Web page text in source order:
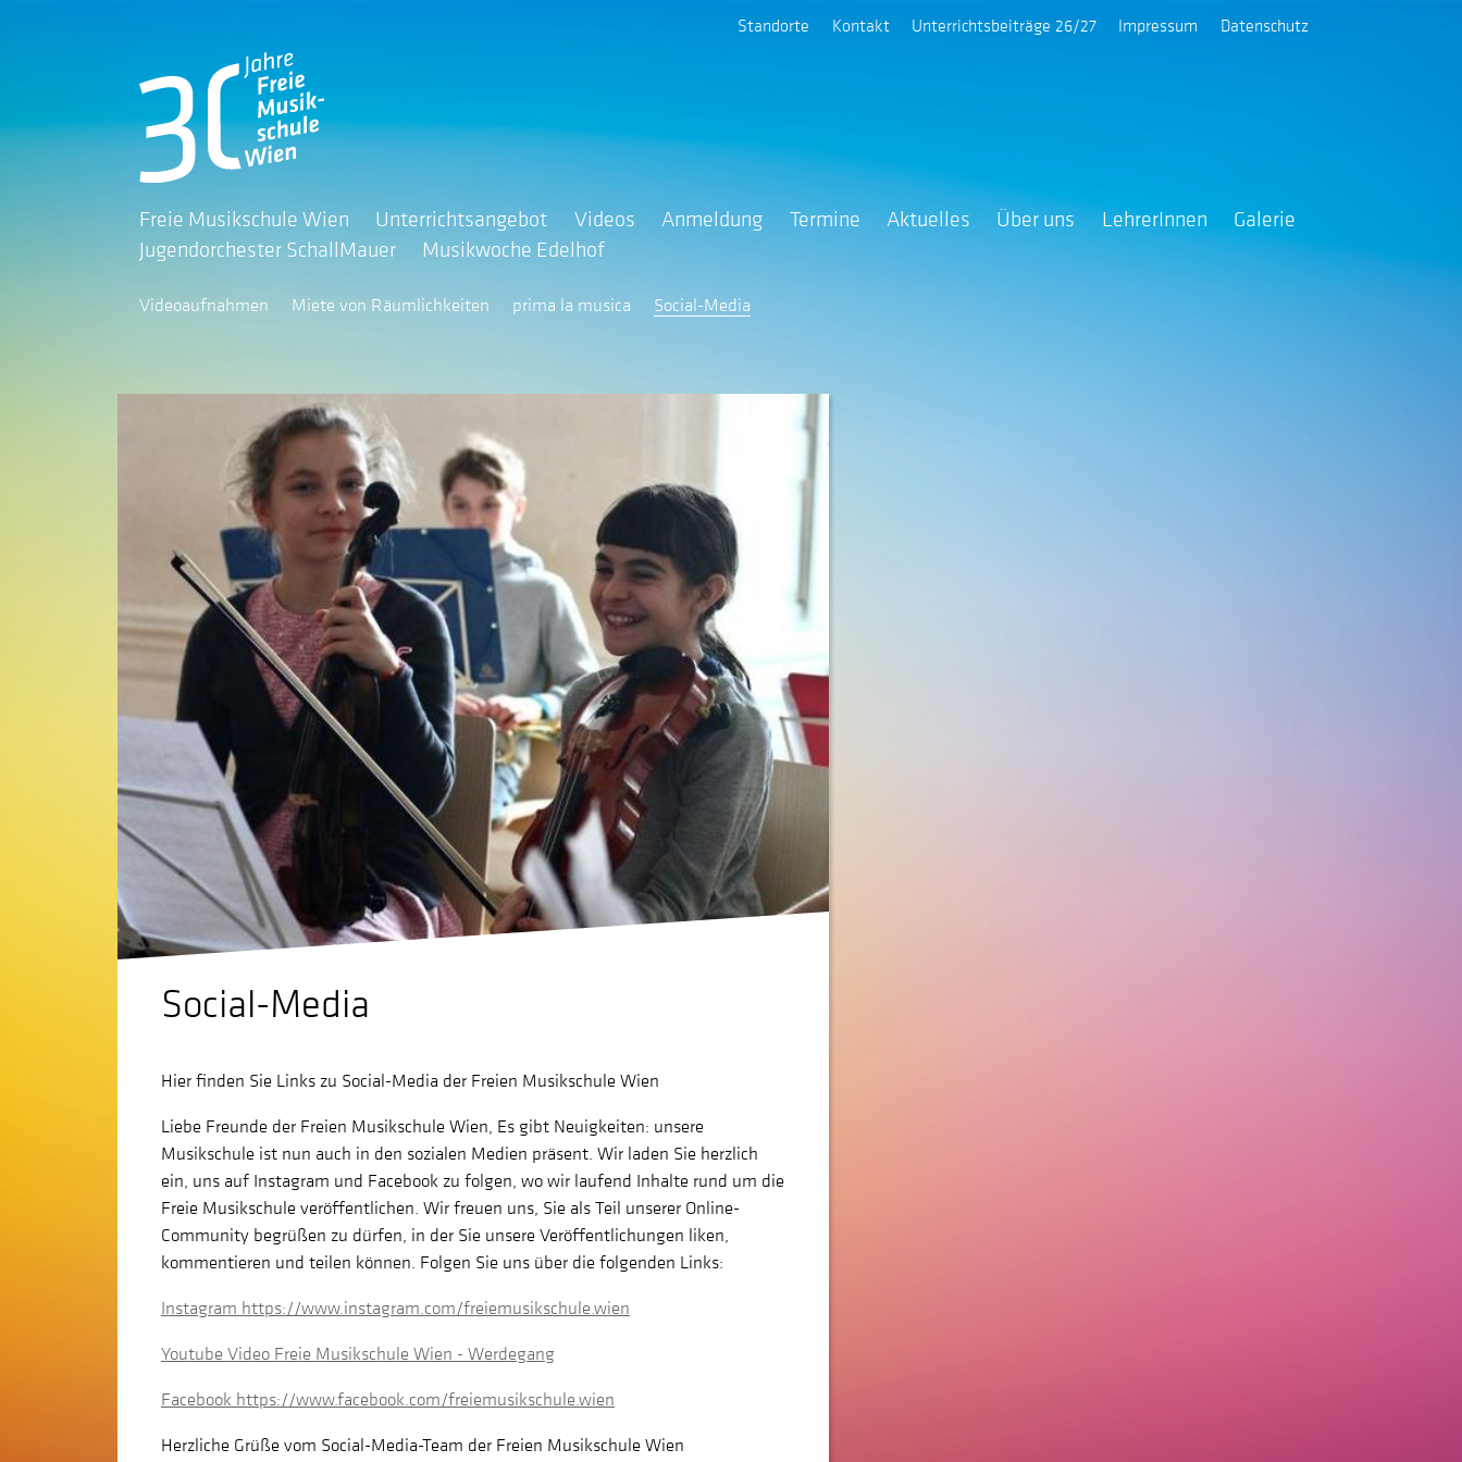
Standorte Kontakt Unterrichtsbeiträge 26/27 Impressum Datenschutz
Freie Musikschule Wien Unterrichtsangebot Videos Anmeldung Termine Aktuelles Über uns LehrerInnen
Galerie
Jugendorchester SchallMauer
Musikwoche Edelhof
Videoaufnahmen Miete von Räumlichkeiten prima la musica Social-Media
Social-Media
Hier finden Sie Links zu Social-Media der Freien Musikschule Wien
Liebe Freunde der Freien Musikschule Wien, Es gibt Neuigkeiten: unsere
Musikschule ist nun auch in den sozialen Medien präsent. Wir laden Sie herzlich
ein, uns auf Instagram und Facebook zu folgen, wo wir laufend Inhalte rund um die
Freie Musikschule veröffentlichen. Wir freuen uns, Sie als Teil unserer Online-
Community begrüßen zu dürfen, in der Sie unsere Veröffentlichungen liken,
kommentieren und teilen können. Folgen Sie uns über die folgenden Links:
Instagram https://www.instagram.com/freiemusikschule.wien
Youtube Video Freie Musikschule Wien - Werdegang
Facebook https://www.facebook.com/freiemusikschule.wien
Herzliche Grüße vom Social-Media-Team der Freien Musikschule Wien